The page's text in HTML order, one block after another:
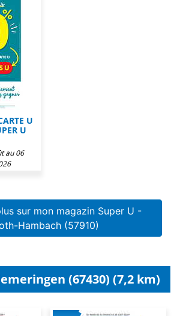
U
U
au 06
sur mon magazin Super U -
Hambach (57910)
(67430) (7,2 km)